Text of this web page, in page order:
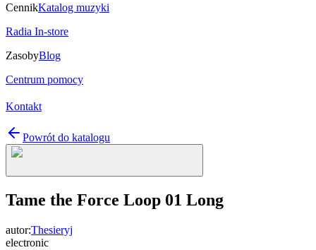
CennikKatalog muzyki
Radia In-store
ZasobyBlog
Centrum pomocy
Kontakt
Powrót do katalogu
Tame the Force Loop 01 Long
autor:Thesieryj
electronic